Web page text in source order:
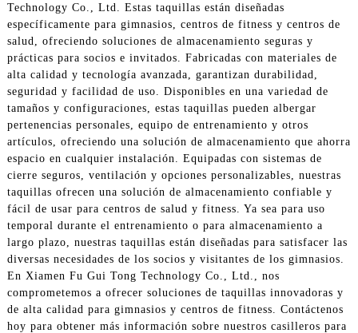
Technology Co., Ltd. Estas taquillas están diseñadas
específicamente para gimnasios, centros de fitness y centros de
salud, ofreciendo soluciones de almacenamiento seguras y
prácticas para socios e invitados. Fabricadas con materiales de
alta calidad y tecnología avanzada, garantizan durabilidad,
seguridad y facilidad de uso. Disponibles en una variedad de
tamaños y configuraciones, estas taquillas pueden albergar
pertenencias personales, equipo de entrenamiento y otros
artículos, ofreciendo una solución de almacenamiento que ahorra
espacio en cualquier instalación. Equipadas con sistemas de
cierre seguros, ventilación y opciones personalizables, nuestras
taquillas ofrecen una solución de almacenamiento confiable y
fácil de usar para centros de salud y fitness. Ya sea para uso
temporal durante el entrenamiento o para almacenamiento a
largo plazo, nuestras taquillas están diseñadas para satisfacer las
diversas necesidades de los socios y visitantes de los gimnasios.
En Xiamen Fu Gui Tong Technology Co., Ltd., nos
comprometemos a ofrecer soluciones de taquillas innovadoras y
de alta calidad para gimnasios y centros de fitness. Contáctenos
hoy para obtener más información sobre nuestros casilleros para